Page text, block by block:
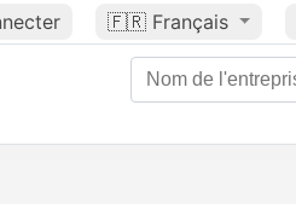
🇫🇷 Français